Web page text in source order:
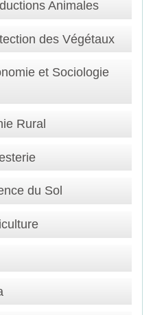
Animales
des Végétaux
et Sociologie
Rural
du Sol